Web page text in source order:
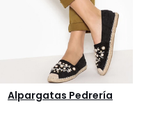
Alpargatas Pedrería